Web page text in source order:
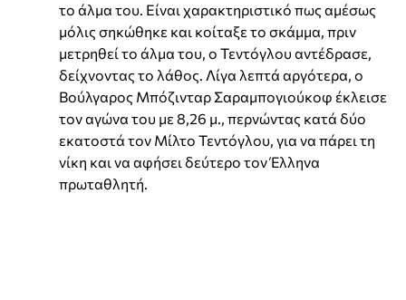
το άλμα του. Είναι χαρακτηριστικό πως αμέσως
μόλις σηκώθηκε και κοίταξε το σκάμμα, πριν
μετρηθεί το άλμα του, ο Τεντόγλου αντέδρασε,
δείχνοντας το λάθος. Λίγα λεπτά αργότερα, ο
Βούλγαρος Μπόζινταρ Σαραμπογιούκοφ έκλεισε
τον αγώνα του με 8,26 μ., περνώντας κατά δύο
εκατοστά τον Μίλτο Τεντόγλου, για να πάρει τη
νίκη και να αφήσει δεύτερο τον Έλληνα
πρωταθλητή.